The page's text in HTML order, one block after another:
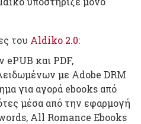
του Aldiko 2.0:
ePUB και PDF,
με Adobe DRM
για αγορά ebooks από
μέσα από την εφαρμογή
All Romance Ebooks